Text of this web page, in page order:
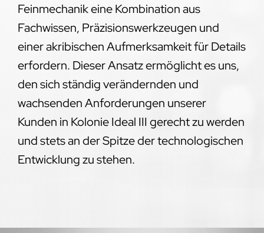
Feinmechanik eine Kombination aus
Fachwissen, Präzisionswerkzeugen und
einer akribischen Aufmerksamkeit für Details
erfordern. Dieser Ansatz ermöglicht es uns,
den sich ständig verändernden und
wachsenden Anforderungen unserer
Kunden in Kolonie Ideal III gerecht zu werden
und stets an der Spitze der technologischen
Entwicklung zu stehen.